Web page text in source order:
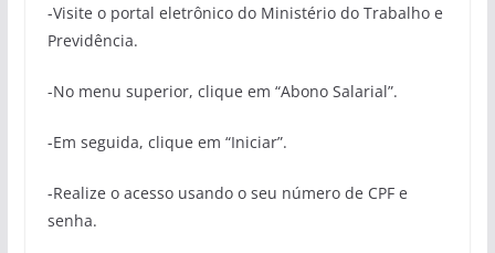
-Visite o portal eletrônico do Ministério do Trabalho e
Previdência.
-No menu superior, clique em “Abono Salarial”.
-Em seguida, clique em “Iniciar”.
-Realize o acesso usando o seu número de CPF e
senha.